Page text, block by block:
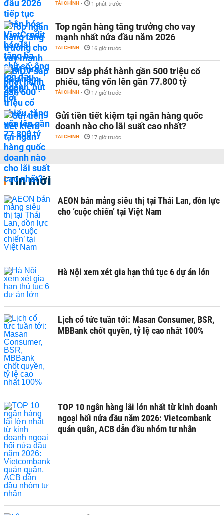
TÀI CHÍNH - 1 phút trước
Top ngân hàng tăng trưởng cho vay
mạnh nhất nửa đầu năm 2026
TÀI CHÍNH - 16 giờ trước
BIDV sắp phát hành gần 500 triệu cổ
phiếu, tăng vốn lên gần 77.800 tỷ
TÀI CHÍNH - 17 giờ trước
Gửi tiền tiết kiệm tại ngân hàng quốc
doanh nào cho lãi suất cao nhất?
TÀI CHÍNH - 17 giờ trước
Tin mới
AEON bán mảng siêu thị tại Thái Lan, dồn lực
cho ‘cuộc chiến’ tại Việt Nam
Hà Nội xem xét gia hạn thủ tục 6 dự án lớn
Lịch cổ tức tuần tới: Masan Consumer, BSR,
MBBank chốt quyền, tỷ lệ cao nhất 100%
TOP 10 ngân hàng lãi lớn nhất từ kinh doanh
ngoại hối nửa đầu năm 2026: Vietcombank
quán quân, ACB dẫn đầu nhóm tư nhân